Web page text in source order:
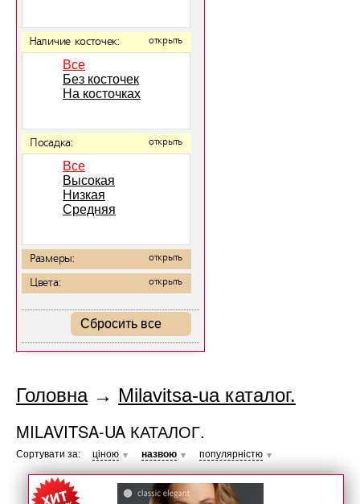
Наличие косточек: открыть
Все
Без косточек
На косточках
Посадка: открыть
Все
Высокая
Низкая
Средняя
Размеры: открыть
Цвета: открыть
Сбросить все
Головна→ Milavitsa-ua каталог.
MILAVITSA-UA КАТАЛОГ.
Сортувати за: ціною ▼ назвою ▼ популярністю ▼